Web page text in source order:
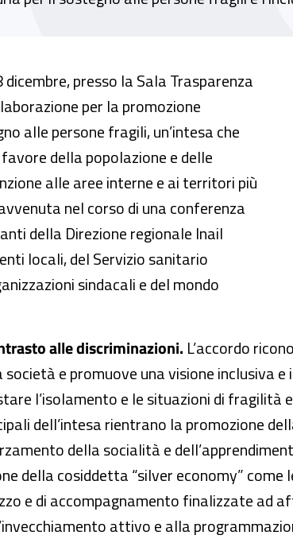
accordo di collaborazione che
presso la Sala Trasparenza
per la promozione
alle persone fragili, un’intesa che
della popolazione e delle
alle aree interne e ai territori più
nel corso di una conferenza
della Direzione regionale Inail
locali, del Servizio sanitario
sindacali e del mondo
alle discriminazioni. L’accordo
e promuove una visione inclusiva
l’isolamento e le situazioni di
dell’intesa rientrano la promozione
della socialità e
della cosiddetta “silver economy” come
e di accompagnamento finalizzate
attivo e alla